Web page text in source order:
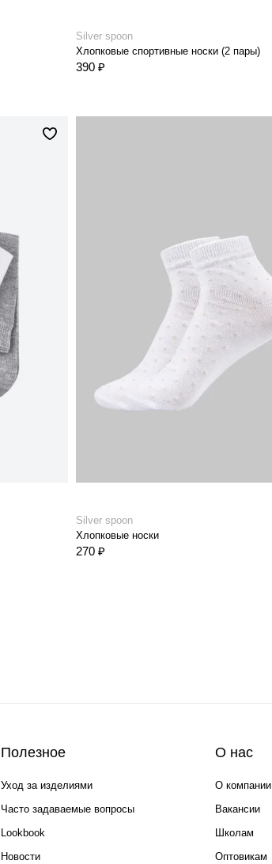
Silver spoon
Хлопковые спортивные носки (2 пары)
390 ₽
Silver spoon
Хлопковые носки
270 ₽
Полезное
Уход за изделиями
Часто задаваемые вопросы
Lookbook
Новости
О нас
О компании
Вакансии
Школам
Оптовикам